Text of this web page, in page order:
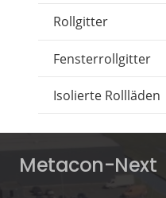
Rollgitter
Fensterrollgitter
Isolierte Rollläden
Metacon-Next